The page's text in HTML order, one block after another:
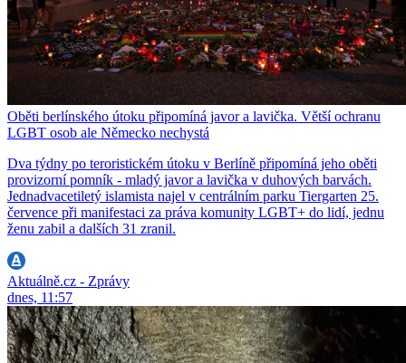
Oběti berlínského útoku připomíná javor a lavička. Větší ochranu
LGBT osob ale Německo nechystá
Dva týdny po teroristickém útoku v Berlíně připomíná jeho oběti
provizorní pomník - mladý javor a lavička v duhových barvách.
Jednadvacetiletý islamista najel v centrálním parku Tiergarten 25.
července při manifestaci za práva komunity LGBT+ do lidí, jednu
ženu zabil a dalších 31 zranil.
Aktuálně.cz - Zprávy
dnes, 11:57